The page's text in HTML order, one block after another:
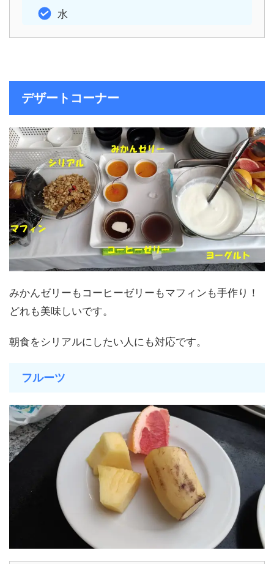
水
デザートコーナー
みかんゼリーもコーヒーゼリーもマフィンも手作り！
どれも美味しいです。
朝食をシリアルにしたい人にも対応です。
フルーツ